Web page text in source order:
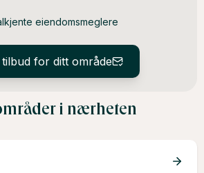
eiendomsmeglere
tilbud for ditt område
i nærheten